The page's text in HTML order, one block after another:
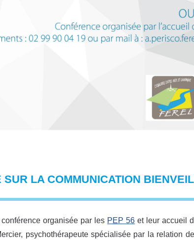
LA COMMUNICATION
organisée par les PEP 56 et leur accueil
psychothérapeute spécialisée par la relation